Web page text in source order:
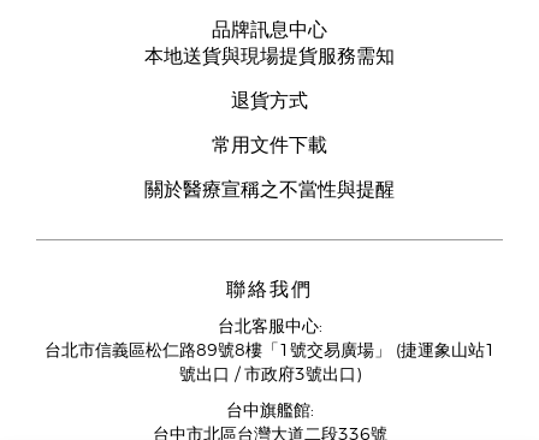
品牌訊息中心
本地送貨與現場提貨服務需知
退貨方式
常用文件下載
關於醫療宣稱之不當性與提醒
聯絡我們
台北客服中心:
台北市信義區松仁路89號8樓「1號交易廣場」 (捷運象山站1
號出口 / 市政府3號出口)
台中旗艦館:
台中市北區台灣大道二段336號